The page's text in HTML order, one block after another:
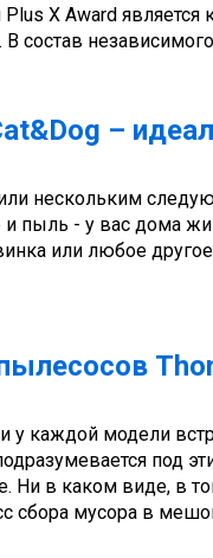
X Award
В состав
–
нескольким
и пыль - у вас дома
или любое
каждой модели
под
Ни в каком виде, в
сбора мусора в